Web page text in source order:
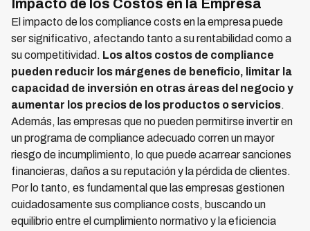
Impacto de los Costos en la Empresa
El impacto de los compliance costs en la empresa puede
ser significativo, afectando tanto a su rentabilidad como a
su competitividad. Los altos costos de compliance
pueden reducir los márgenes de beneficio, limitar la
capacidad de inversión en otras áreas del negocio y
aumentar los precios de los productos o servicios.
Además, las empresas que no pueden permitirse invertir en
un programa de compliance adecuado corren un mayor
riesgo de incumplimiento, lo que puede acarrear sanciones
financieras, daños a su reputación y la pérdida de clientes.
Por lo tanto, es fundamental que las empresas gestionen
cuidadosamente sus compliance costs, buscando un
equilibrio entre el cumplimiento normativo y la eficiencia